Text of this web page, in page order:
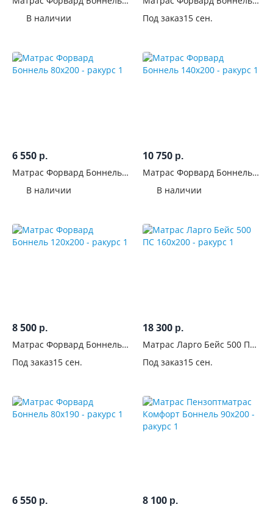
В наличии Под заказ15 сен.
6 550 р.
Матрас Форвард Боннель
В наличии
10 750 р.
Матрас Форвард Боннель
В наличии
8 500 р.
Матрас Форвард Боннель
Под заказ15 сен.
18 300 р.
Матрас Ларго Бейс 500 ПС
Под заказ15 сен.
6 550 р. 8 100 р.
см
см
Высота,
мест
Для
кого
Жёсткость
низкая
высокая
Пружинный
Наполнение